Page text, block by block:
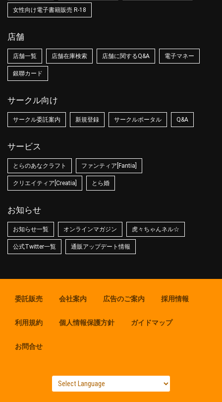
女性向け電子書籍販売 R-18
店舗
店舗一覧 店舗在庫検索 店舗に関するQ&A 電子マネー
銀聯カード
サークル向け
サークル委託案内 新規登録 サークルポータル Q&A
サービス
とらのあなクラフト ファンティア[Fantia]
クリエイティア[Creatia] とら婚
お知らせ
お知らせ一覧 オンラインマガジン 虎々ちゃんネル☆
公式Twitter一覧 通販アップデート情報
委託販売 会社案内 広告のご案内 採用情報
利用規約 個人情報保護方針 ガイドマップ
お問合せ